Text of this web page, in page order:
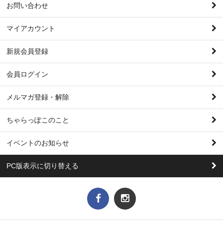
お問い合わせ
マイアカウント
新規会員登録
会員ログイン
メルマガ登録・解除
ちゃらっぽこのこと
イベントのお知らせ
PC版表示に切り替える